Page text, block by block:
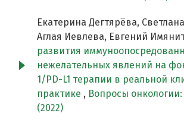
Екатерина Дегтярёва,
Аглая Иевлева, Евгений
развития
нежелательных явлений на
1/PD-L1 терапии в реальной
практике , Вопросы
(2022)